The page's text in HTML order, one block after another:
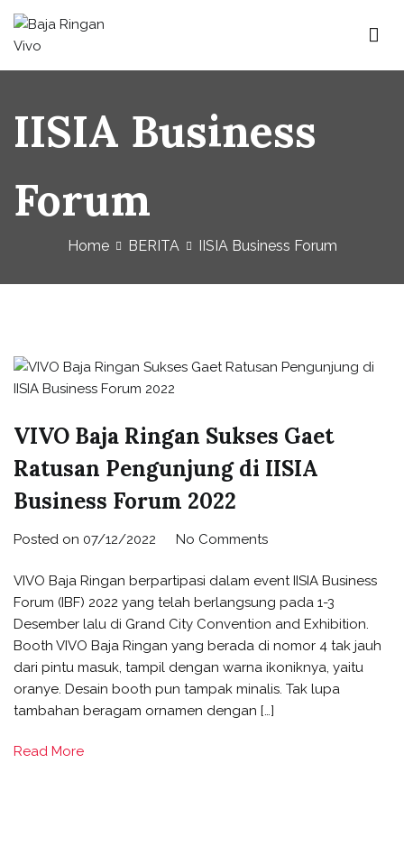
Skip
content
Baja Ringan Vivo
Website Baja Ringan Vivo
IISIA Business
Forum
Home BERITA IISIA Business Forum
VIVO Baja Ringan Sukses Gaet
Ratusan Pengunjung di IISIA
Business Forum 2022
Posted on 07/12/2022 No Commentson
Baja
Ringan
Sukses
Gaet
Ratusan
Pengunjung
di
VIVO Baja Ringan berpartipasi dalam event IISIA Business
Forum (IBF) 2022 yang telah berlangsung pada 1-3
Desember lalu di Grand City Convention and Exhibition.
Booth VIVO Baja Ringan yang berada di nomor 4 tak jauh
dari pintu masuk, tampil dengan warna ikoniknya, yaitu
oranye. Desain booth pun tampak minalis. Tak lupa
tambahan beragam ornamen dengan […]
Read More